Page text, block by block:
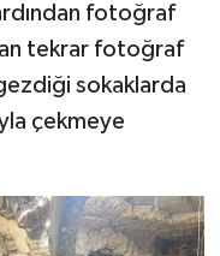
fotoğraf
tekrar fotoğraf
sokaklarda
çekmeye